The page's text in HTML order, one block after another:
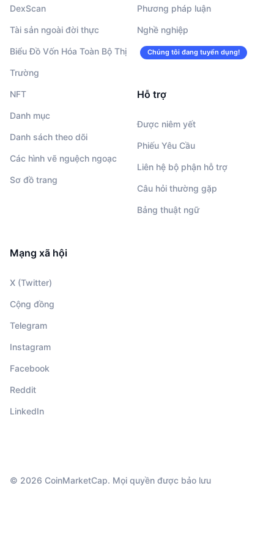
DexScan
Tài sản ngoài đời thực
Biểu Đồ Vốn Hóa Toàn Bộ Thị
Trường
NFT
Danh mục
Danh sách theo dõi
Các hình vẽ nguệch ngoạc
Sơ đồ trang
Phương pháp luận
Nghề nghiệp
Chúng tôi đang tuyển dụng!
Hỗ trợ
Được niêm yết
Phiếu Yêu Cầu
Liên hệ bộ phận hỗ trợ
Câu hỏi thường gặp
Bảng thuật ngữ
Mạng xã hội
X (Twitter)
Cộng đồng
Telegram
Instagram
Facebook
Reddit
LinkedIn
© 2026 CoinMarketCap. Mọi quyền được bảo lưu